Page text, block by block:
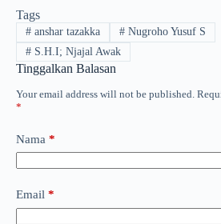
Tags
#anshar tazakka #Nugroho Yusuf S
#S.H.I; Njajal Awak
Tinggalkan Balasan
Your email address will not be published.
*
Nama *
Email *